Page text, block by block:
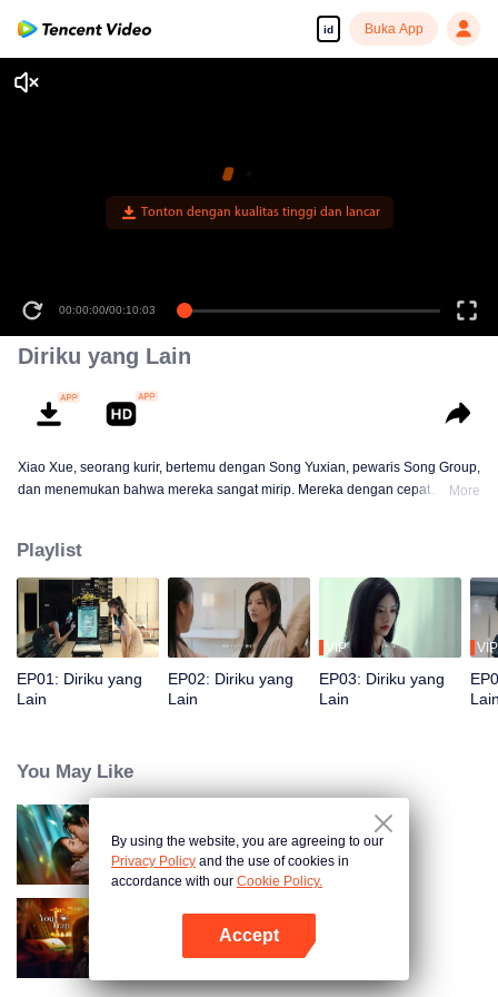
id Buka App
00:00:00/00:10:03
Diriku yang Lain
Xiao Xue, seorang kurir, bertemu dengan Song Yuxian, pewaris Song Group,
dan menemukan bahwa mereka sangat mirip. Mereka dengan cepat
gelisah. Ia tampaknya tahu segalanya tentang Xiao Xue.
More
Playlist
EP01: Diriku yang
Lain
EP02: Diriku yang
Lain
VIP
EP03: Diriku yang
Lain
VIP
You May Like
Cinta Dalam Dusta
Terjebak Kamu
By using the website, you are agreeing to our
Privacy Policy and the use of cookies in
accordance with our Cookie Policy.
Accept